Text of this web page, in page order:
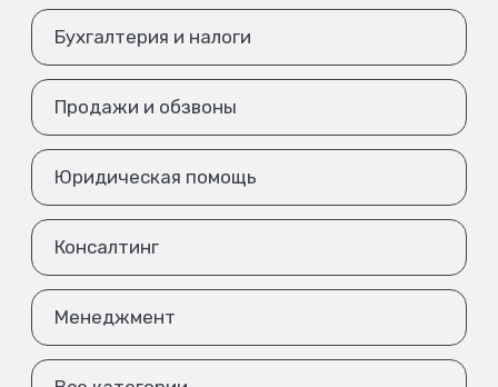
Бухгалтерия и налоги
Продажи и обзвоны
Юридическая помощь
Консалтинг
Менеджмент